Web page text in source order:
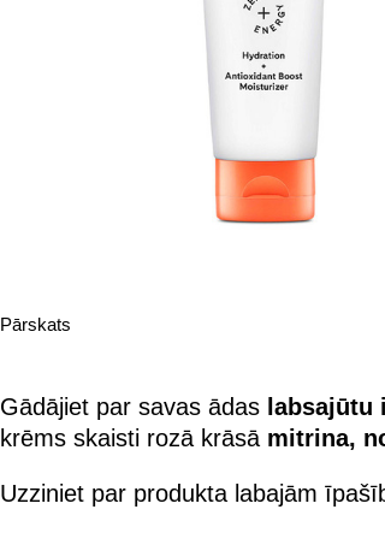
Pārskats
Gādājiet par savas ādas
krēms skaisti rozā krāsā mitrina,
Uzziniet par produkta labajām